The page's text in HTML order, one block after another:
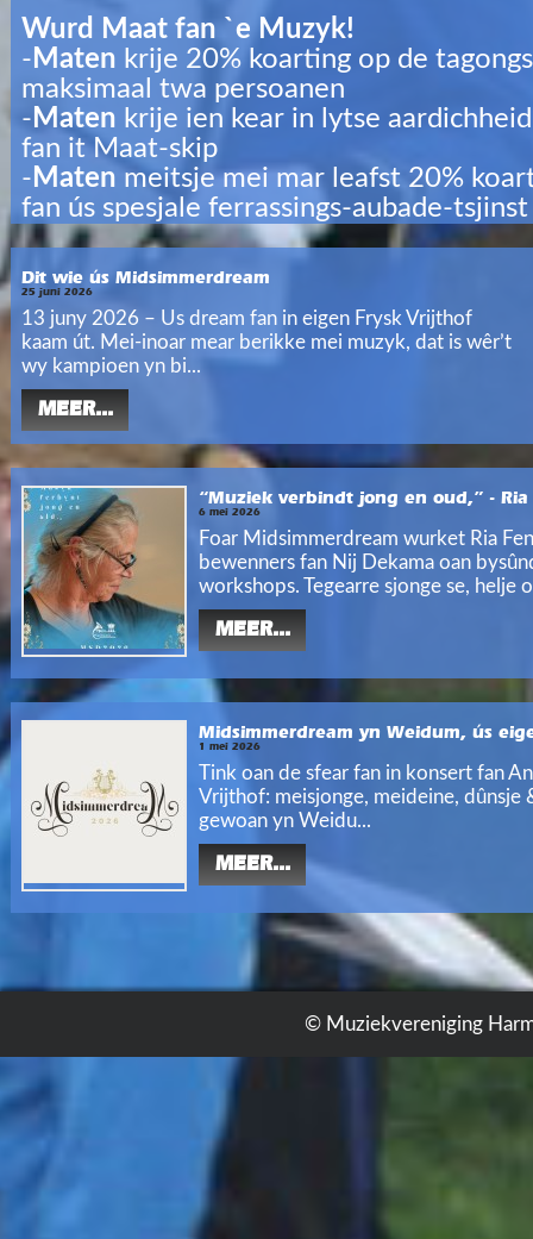
Wurd Maat fan `e Muzyk!
- Maten krije 20% koarting op de
maksimaal twa persoanen
- Maten krije ien kear in lytse
fan it Maat-skip
- Maten meitsje mei mar leafst 20%
fan ús spesjale ferrassings-aubade-
Dit wie ús Midsimmerdream
25 juni 2026
13 juny 2026 – Us dream fan in eigen Frysk Vrijthof
kaam út. Mei-inoar mear berikke mei muzyk, dat is wêr’t
wy kampioen yn bi...
MEER...
“Muziek verbindt jong en oud,” - Ria
6 mei 2026
Foar Midsimmerdream wurket Ria
bewenners fan Nij Dekama oan
workshops. Tegearre sjonge se, helje
MEER...
Midsimmerdream yn Weidum, ús
1 mei 2026
Tink oan de sfear fan in konsert fan
Vrijthof: meisjonge, meideine, dûnsje
gewoan yn Weidu...
MEER...
© Muziekvereniging